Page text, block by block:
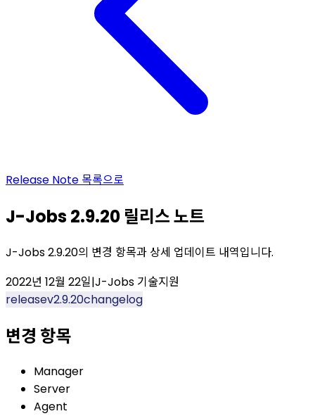
Release Note 목록으로
J-Jobs 2.9.20 릴리스 노트
J-Jobs 2.9.20의 변경 항목과 상세 업데이트 내역입니다.
2022년 12월 22일|J-Jobs 기술지원
releasev2.9.20changelog
변경 항목
Manager
Server
Agent